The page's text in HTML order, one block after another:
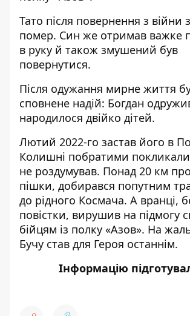
Тато після повернення з війни
помер. Син же отримав важке
в руку й також змушений був
повернутися.
Після одужання мирне життя
сповнене надій: Богдан
народилося двійко дітей.
Лютий 2022-го застав його в
Колишні побратими
не роздумував. Понад 20 км
пішки, добирався попутним
до рідного Космача. А вранці,
повістки, вирушив на підмогу
бійцям із полку «Азов». На
Бучу став для Героя останнім.
Інформацію